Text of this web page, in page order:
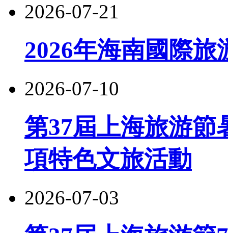
2026-07-21
2026年海南國際
2026-07-10
第37屆上海旅游節
項特色文旅活動
2026-07-03